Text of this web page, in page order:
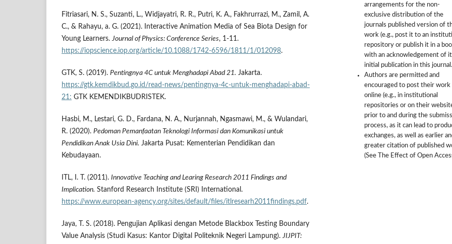
Fitriasari, N. S., Suzanti, L., Widjayatri, R. R., Putri, K. A., Fakhrurrazi, M., Zamil, A.
C., & Rahayu, a. G. (2021). Interactive Animation Media of Sea Biota Design for
Young Learners.Journal of Physics: Conference Series, 1-11.
https://iopscience.iop.org/article/10.1088/1742-6596/1811/1/012098.
GTK, S. (2019). Pentingnya 4C untuk Menghadapi Abad 21. Jakarta.
https://gtk.kemdikbud.go.id/read-news/pentingnya-4c-untuk-menghadapi-abad-
21: GTK KEMENDIKBUDRISTEK.
Hasbi, M., Lestari, G. D., Fardana, N. A., Nurjannah, Ngasmawi, M., & Wulandari,
R. (2020). Pedoman Pemanfaatan Teknologi Informasi dan Komunikasi untuk
Pendidikan Anak Usia Dini. Jakarta Pusat: Kementerian Pendidikan dan
Kebudayaan.
ITL, I. T. (2011). Innovative Teaching and Learing Research 2011 Findings and
Implication. Stanford Research Institute (SRI) International.
https://www.european-agency.org/sites/default/files/itlresearh2011findings.pdf.
Jaya, T. S. (2018). Pengujian Aplikasi dengan Metode Blackbox Testing Boundary
Value Analysis (Studi Kasus: Kantor Digital Politeknik Negeri Lampung).JIJPIT:
arrangements for the non-
exclusive distribution of the
journals published version of
work (e.g., post it to an
repository or publish it in a
with an acknowledgement of
initial publication in this journal.
Authors are permitted and
encouraged to post their work
online (e.g., in institutional
repositories or on their
prior to and during the
process, as it can lead to
exchanges, as well as earlier
greater citation of published
(See The Effect of Open